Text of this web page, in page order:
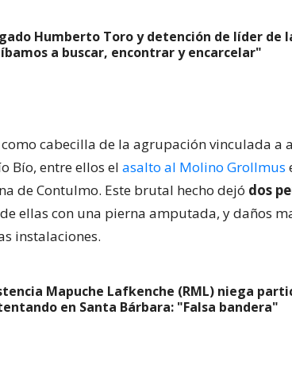
Humberto Toro y detención de líder de
a buscar, encontrar y encarcelar"
cabecilla de la agrupación vinculada a
Bío, entre ellos el asalto al Molino Grollmus
de Contulmo. Este brutal hecho dejó dos
ellas con una pierna amputada, y daños
instalaciones.
Mapuche Lafkenche (RML) niega
en Santa Bárbara: "Falsa bandera"